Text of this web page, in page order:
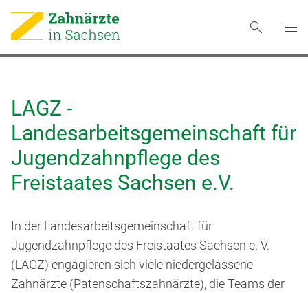
LAGZ -
Landesarbeitsgemeinschaft für
Jugendzahnpflege des
Freistaates Sachsen e.V.
In der Landesarbeitsgemeinschaft für
Jugendzahnpflege des Freistaates Sachsen e. V.
(LAGZ) engagieren sich viele niedergelassene
Zahnärzte (Patenschaftszahnärzte), die Teams der